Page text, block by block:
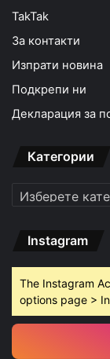
TakTak
За контакти
Изпрати новина
Подкрепи ни
Декларация за
Категории
Категории
Instagram
The Instagram
options page >